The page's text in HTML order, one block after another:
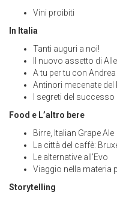
Vini proibiti
In Italia
Tanti auguri a noi!
Il nuovo assetto di
A tu per tu con Andrea
Antinori mecenate del
I segreti del
Food e L’altro bere
Birre, Italian Grape Ale
La città del caffè:
Le alternative all’Evo
Viaggio nella materia
Storytelling